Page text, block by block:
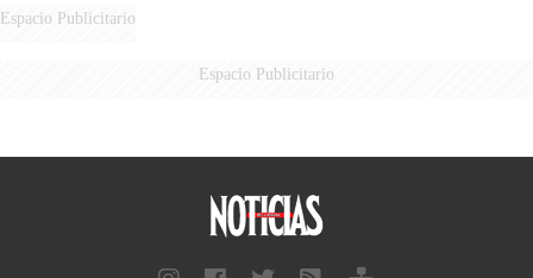
Espacio Publicitario
Espacio Publicitario